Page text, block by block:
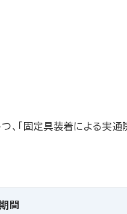
、「固定具装着によ
間